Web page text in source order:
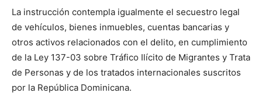
La instrucción contempla igualmente el secuestro legal
de vehículos, bienes inmuebles, cuentas bancarias y
otros activos relacionados con el delito, en cumplimiento
de la Ley 137-03 sobre Tráfico Ilícito de Migrantes y Trata
de Personas y de los tratados internacionales suscritos
por la República Dominicana.